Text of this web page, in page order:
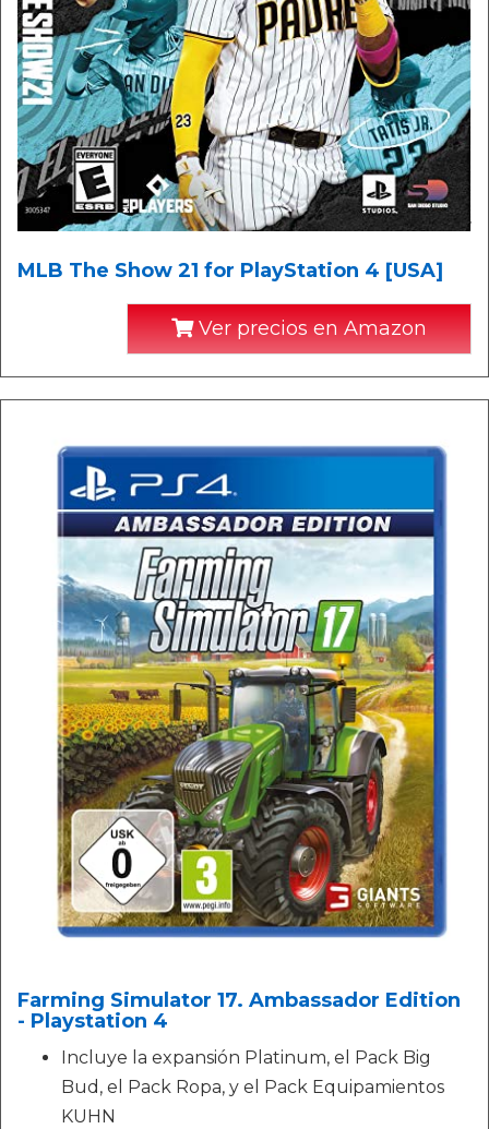
MLB The Show 21 for PlayStation 4 [USA]
Ver precios en Amazon
Farming Simulator 17. Ambassador Edition
- Playstation 4
Incluye la expansión Platinum, el Pack Big
Bud, el Pack Ropa, y el Pack Equipamientos
KUHN